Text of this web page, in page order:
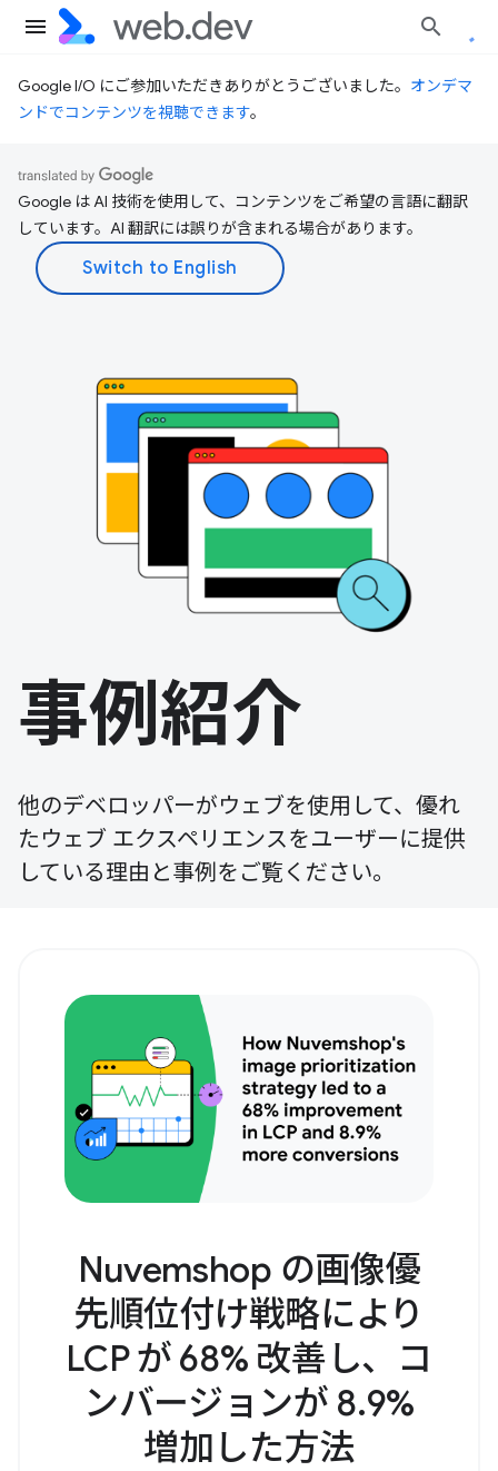
Google I/O にご参加いただきありがとうございました。 オンデマ
ンドでコンテンツを視聴できます。
Google は AI 技術を使用して、コンテンツをご希望の言語に翻訳
しています。AI 翻訳には誤りが含まれる場合があります。
事例紹介
他のデベロッパーがウェブを使用して、優れ
たウェブ エクスペリエンスをユーザーに提供
している理由と事例をご覧ください。
Nuvemshop の画像優
先順位付け戦略により
LCP が 68% 改善し、コ
ンバージョンが 8.9%
増加した方法